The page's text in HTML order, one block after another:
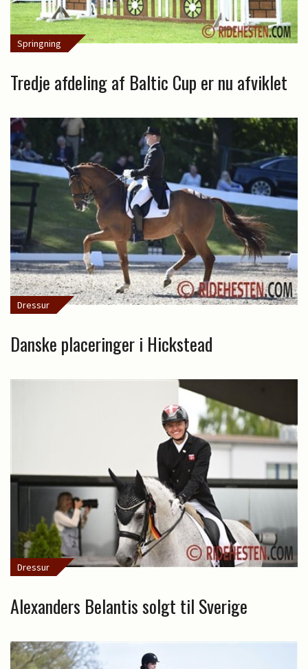
Springning
Tredje afdeling af Baltic Cup er nu afviklet
Dressur
Danske placeringer i Hickstead
Dressur
Alexanders Belantis solgt til Sverige